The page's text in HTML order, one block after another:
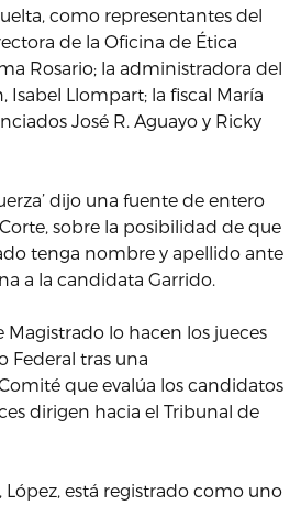
como representantes del
de la Oficina de Ética
Rosario; la administradora del
Isabel Llompart; la fiscal María
José R. Aguayo y Ricky
dijo una fuente de entero
sobre la posibilidad de que
tenga nombre y apellido ante
a la candidata Garrido.
lo hacen los jueces
Federal tras una
que evalúa los candidatos
dirigen hacia el Tribunal de
López, está registrado como uno